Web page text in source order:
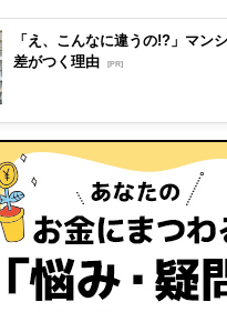
「え、こんなに違うの!?」マン
差がつく理由 [PR]